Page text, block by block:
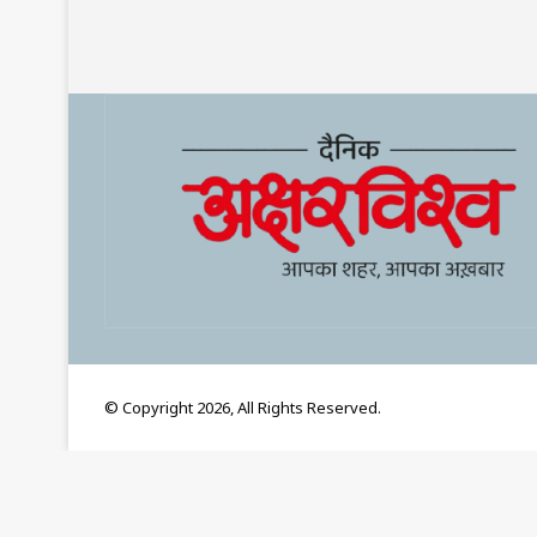
© Copyright 2026, All Rights Reserved.